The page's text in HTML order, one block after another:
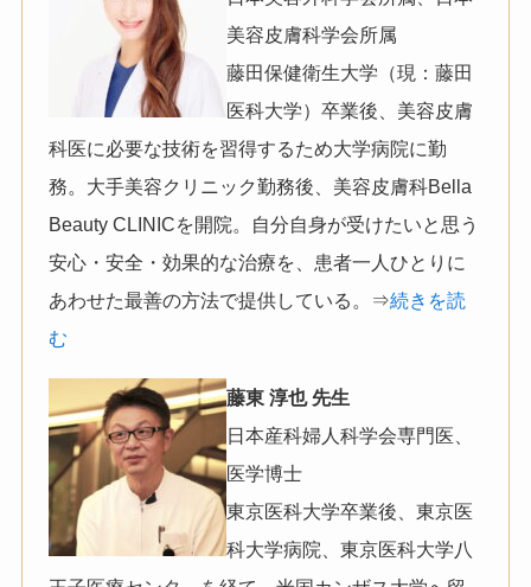
美容皮膚科学会所属
藤田保健衛生大学（現：藤田
医科大学）卒業後、美容皮膚
科医に必要な技術を習得するため大学病院に勤
務。大手美容クリニック勤務後、美容皮膚科Bella
Beauty CLINICを開院。自分自身が受けたいと思う
安心・安全・効果的な治療を、患者一人ひとりに
あわせた最善の方法で提供している。⇒続きを読
む
藤東 淳也 先生
日本産科婦人科学会専門医、
医学博士
東京医科大学卒業後、東京医
科大学病院、東京医科大学八